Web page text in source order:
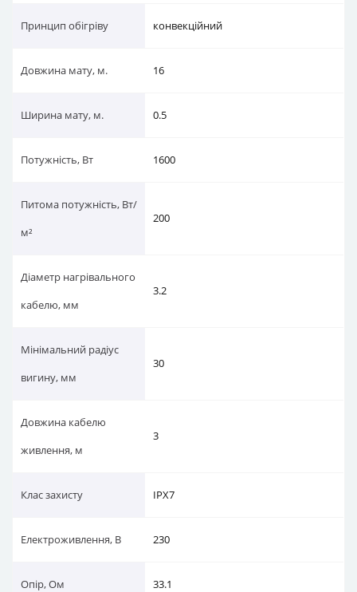
Принцип обігріву конвекційний
Довжина мату, м. 16
Ширина мату, м. 0.5
Потужність, Вт 1600
Питома потужність, Вт/
м²
200
Діаметр нагрівального
кабелю, мм
3.2
Мінімальний радіус
вигину, мм
30
Довжина кабелю
живлення, м
3
Клас захисту IPX7
Електроживлення, В 230
Опір, Ом 33.1